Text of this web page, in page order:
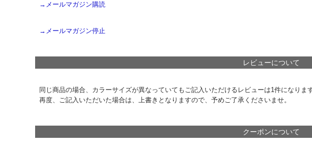
→メールマガジン購読
→メールマガジン停止
レビューについて
同じ商品の場合、カラーサイズが異なっていてもご記入いただけるレビューは1件になります
再度、ご記入いただいた場合は、上書きとなりますので、予めご了承くださいませ。
クーポンについて